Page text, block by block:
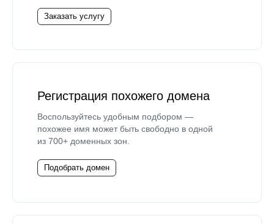
Заказать услугу
Регистрация похожего домена
Воспользуйтесь удобным подбором —
похожее имя может быть свободно в одной
из 700+ доменных зон.
Подобрать домен